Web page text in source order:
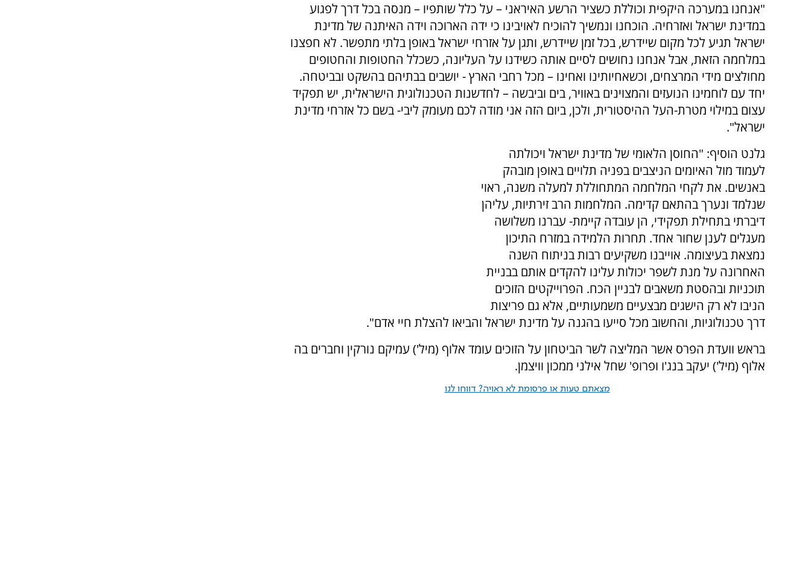
"אנחנו במערכה היקפית וכוללת כשציר הרשע האיראני – על כלל שותפיו – מנסה בכל דרך לפגוע
במדינת ישראל ואזרחיה. הוכחנו ונמשיך להוכיח לאויבינו כי ידה הארוכה וידה האיתנה של מדינת
ישראל תגיע לכל מקום שיידרש, בכל זמן שיידרש, ותגן על אזרחי ישראל באופן בלתי מתפשר. לא חפצנו
במלחמה הזאת, אבל אנחנו נחושים לסיים אותה כשידנו על העליונה, כשכלל החטופות והחטופים
מחולצים מידי המרצחים, וכשאחיותינו ואחינו – מכל רחבי הארץ - יושבים בבתיהם בהשקט ובביטחה.
יחד עם לוחמינו הנועזים והמצוינים באוויר, בים וביבשה – לחדשנות הטכנולוגית הישראלית, יש תפקיד
עצום במילוי מטרת-העל ההיסטורית, ולכן, ביום הזה אני מודה לכם מעומק ליבי- בשם כל אזרחי מדינת
ישראל".
גלנט הוסיף: "החוסן הלאומי של מדינת ישראל ויכולתה
לעמוד מול האיומים הניצבים בפניה תלויים באופן מובהק
באנשים. את לקחי המלחמה המתחוללת למעלה משנה, ראוי
שנלמד ונערך בהתאם קדימה. המלחמות הרב זירתיות, עליהן
דיברתי בתחילת תפקידי, הן עובדה קיימת- עברנו משלושה
מעגלים לענן שחור אחד. תחרות הלמידה במזרח התיכון
נמצאת בעיצומה. אוייבנו משקיעים רבות בניתוח השנה
האחרונה על מנת לשפר יכולות עלינו להקדים אותם בבניית
תוכניות ובהסטת משאבים לבניין הכח. הפרוייקטים הזוכים
הניבו לא רק הישגים מבצעיים משמעותיים, אלא גם פריצות
דרך טכנולוגיות, והחשוב מכל סייעו בהגנה על מדינת ישראל והביאו להצלת חיי אדם".
בראש וועדת הפרס אשר המליצה לשר הביטחון על הזוכים עומד אלוף (מיל') עמיקם נורקין וחברים בה
אלוף (מיל') יעקב בנג'ו ופרופ' שחל אילני ממכון וויצמן.
מצאתם טעות או פרסומת לא ראויה? דווחו לנו